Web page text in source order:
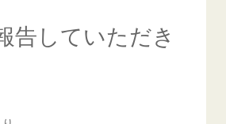
告していただき